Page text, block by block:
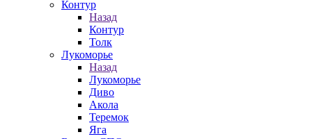
Контур
Назад
Контур
Толк
Лукоморье
Назад
Лукоморье
Диво
Акола
Теремок
Яга